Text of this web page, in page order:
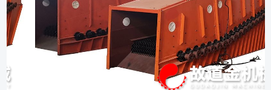
生产设备
新闻资讯